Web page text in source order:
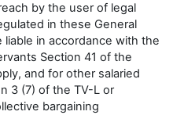
by the user of legal
in these General
in accordance with the
Section 41 of the
and for other salaried
3 (7) of the TV-L or
bargaining